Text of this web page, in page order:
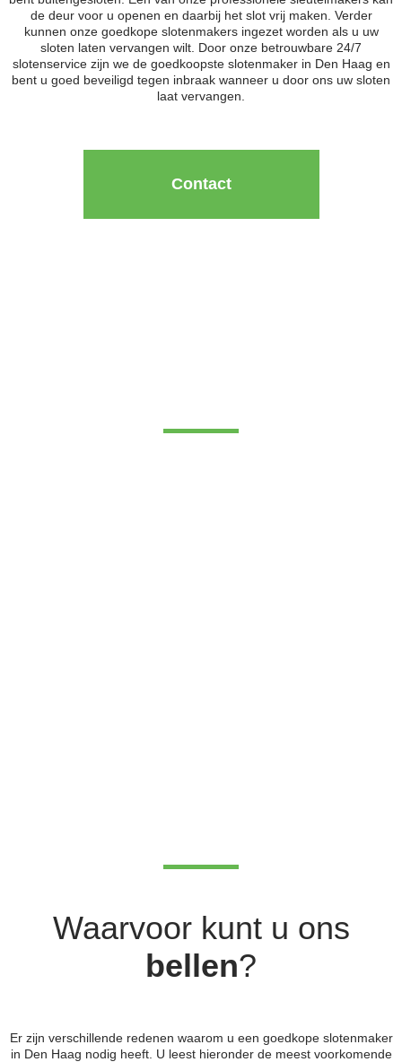
de deur voor u openen en daarbij het slot vrij maken. Verder
kunnen onze goedkope slotenmakers ingezet worden als u uw
sloten laten vervangen wilt. Door onze betrouwbare 24/7
slotenservice zijn we de goedkoopste slotenmaker in Den Haag en
bent u goed beveiligd tegen inbraak wanneer u door ons uw sloten
laat vervangen.
Contact
Waarvoor kunt u ons
bellen?
Er zijn verschillende redenen waarom u een goedkope slotenmaker
in Den Haag nodig heeft. U leest hieronder de meest voorkomende